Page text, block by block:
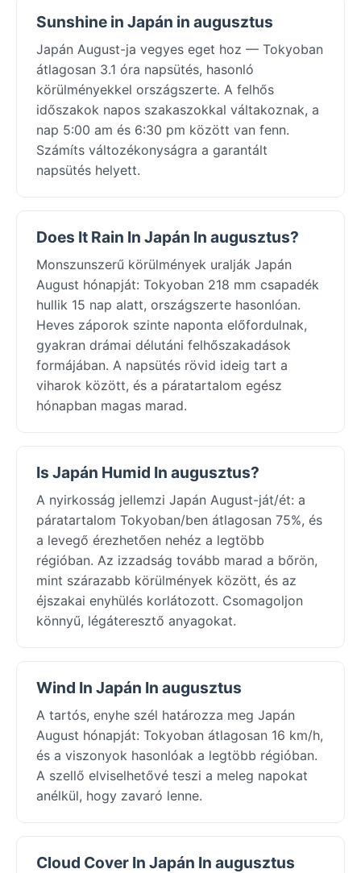
Sunshine in Japán in augusztus
Japán August-ja vegyes eget hoz — Tokyoban
átlagosan 3.1 óra napsütés, hasonló
körülményekkel országszerte. A felhős
időszakok napos szakaszokkal váltakoznak, a
nap 5:00 am és 6:30 pm között van fenn.
Számíts változékonyságra a garantált
napsütés helyett.
Does It Rain In Japán In augusztus?
Monszunszerű körülmények uralják Japán
August hónapját: Tokyoban 218 mm csapadék
hullik 15 nap alatt, országszerte hasonlóan.
Heves záporok szinte naponta előfordulnak,
gyakran drámai délutáni felhőszakadások
formájában. A napsütés rövid ideig tart a
viharok között, és a páratartalom egész
hónapban magas marad.
Is Japán Humid In augusztus?
A nyirkosság jellemzi Japán August-ját/ét: a
páratartalom Tokyoban/ben átlagosan 75%, és
a levegő érezhetően nehéz a legtöbb
régióban. Az izzadság tovább marad a bőrön,
mint szárazabb körülmények között, és az
éjszakai enyhülés korlátozott. Csomagoljon
könnyű, légáteresztő anyagokat.
Wind In Japán In augusztus
A tartós, enyhe szél határozza meg Japán
August hónapját: Tokyoban átlagosan 16 km/h,
és a viszonyok hasonlóak a legtöbb régióban.
A szellő elviselhetővé teszi a meleg napokat
anélkül, hogy zavaró lenne.
Cloud Cover In Japán In augusztus